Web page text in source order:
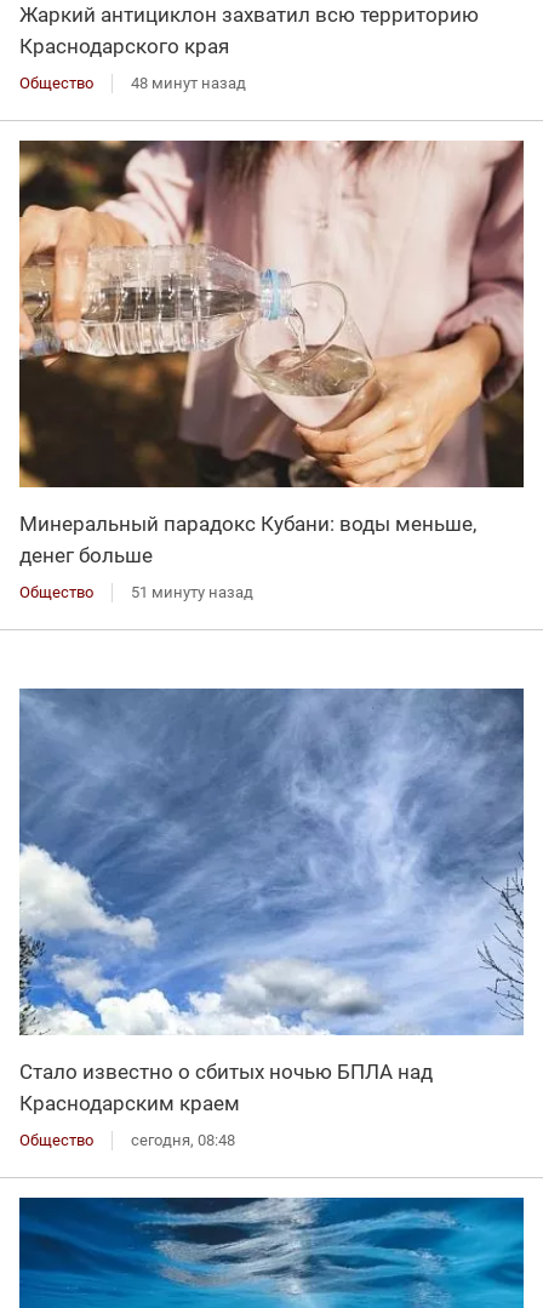
Жаркий антициклон захватил всю территорию
Краснодарского края
Общество 48 минут назад
Минеральный парадокс Кубани: воды меньше,
денег больше
Общество 51 минуту назад
Стало известно о сбитых ночью БПЛА над
Краснодарским краем
Общество сегодня, 08:48